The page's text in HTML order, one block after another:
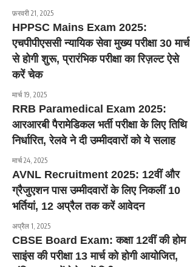
फ़रवरी 21, 2025
HPPSC Mains Exam 2025:
एचपीपीएससी न्यायिक सेवा मुख्य परीक्षा 30 मार्च
से होगी शुरू, प्रारंभिक परीक्षा का रिज़ल्ट ऐसे
करें चेक
मार्च 19, 2025
RRB Paramedical Exam 2025:
आरआरबी पैरामेडिकल भर्ती परीक्षा के लिए तिथि
निर्धारित, रेलवे ने दी उम्मीदवारों को ये सलाह
मार्च 24, 2025
AVNL Recruitment 2025: 12वीं और
ग्रैजुएशन पास उम्मीदवारों के लिए निकलीं 10
भर्तियां, 12 अप्रैल तक करें आवेदन
अप्रैल 1, 2025
CBSE Board Exam: कक्षा 12वीं की होम
साइंस की परीक्षा 13 मार्च को होगी आयोजित,